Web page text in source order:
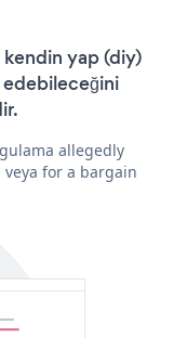
kendin yap (diy)
edebileceğini
allegedly
veya for a bargain